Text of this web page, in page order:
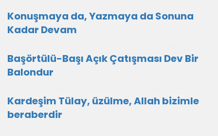
Konuşmaya da, Yazmaya da Sonuna
Kadar Devam
Başörtülü-Başı Açık Çatışması Dev Bir
Balondur
Kardeşim Tülay, üzülme, Allah bizimle
beraberdir